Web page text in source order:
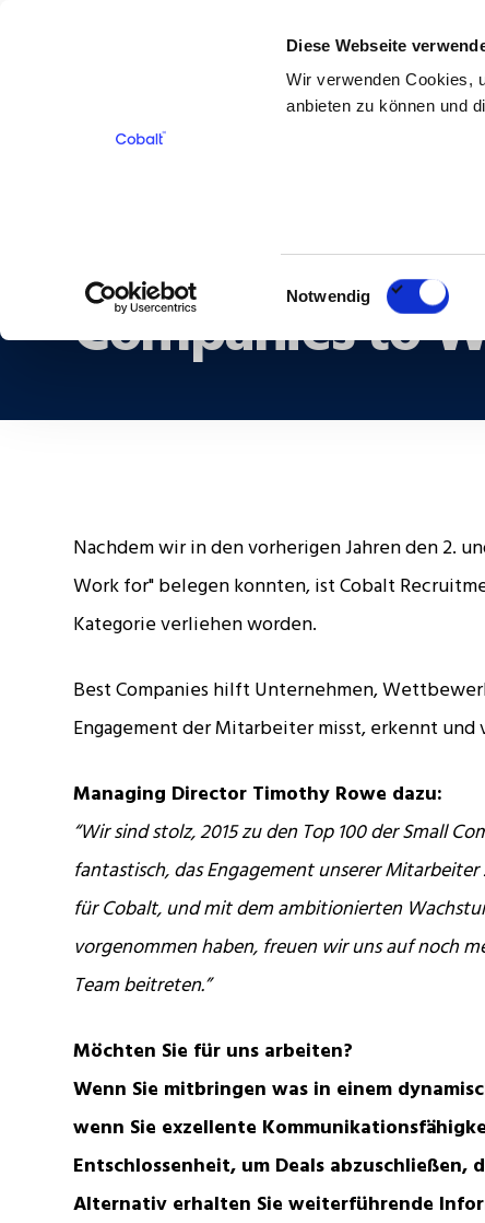
Diese Webseite
Wir verwenden Cookies,
anbieten zu können und
Einwilligungsauswahl
Notwendig
Für Bewerber Für Kunden Über
Cobalt
Companies to
Nachdem wir in den vorherigen Jahren den 2.
Work for" belegen konnten, ist Cobalt
Kategorie verliehen worden.
Best Companies hilft Unternehmen,
Engagement der Mitarbeiter misst, erkennt und
Managing Director Timothy Rowe dazu:
“Wir sind stolz, 2015 zu den Top 100 der Small
fantastisch, das Engagement unserer
für Cobalt, und mit dem ambitionierten
vorgenommen haben, freuen wir uns auf noch
Team beitreten.”
Möchten Sie für uns arbeiten?
Wenn Sie mitbringen was in einem
wenn Sie exzellente
Entschlossenheit, um Deals abzuschließen,
Alternativ erhalten Sie weiterführende